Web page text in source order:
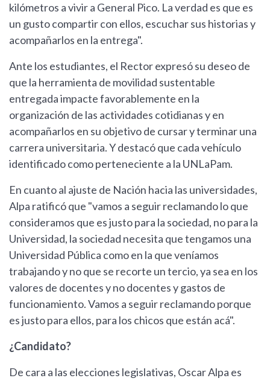
kilómetros a vivir a General Pico. La verdad es que es
un gusto compartir con ellos, escuchar sus historias y
acompañarlos en la entrega".
Ante los estudiantes, el Rector expresó su deseo de
que la herramienta de movilidad sustentable
entregada impacte favorablemente en la
organización de las actividades cotidianas y en
acompañarlos en su objetivo de cursar y terminar una
carrera universitaria. Y destacó que cada vehículo
identificado como perteneciente a la UNLaPam.
En cuanto al ajuste de Nación hacia las universidades,
Alpa ratificó que "vamos a seguir reclamando lo que
consideramos que es justo para la sociedad, no para la
Universidad, la sociedad necesita que tengamos una
Universidad Pública como en la que veníamos
trabajando y no que se recorte un tercio, ya sea en los
valores de docentes y no docentes y gastos de
funcionamiento. Vamos a seguir reclamando porque
es justo para ellos, para los chicos que están acá".
¿Candidato?
De cara a las elecciones legislativas, Oscar Alpa es